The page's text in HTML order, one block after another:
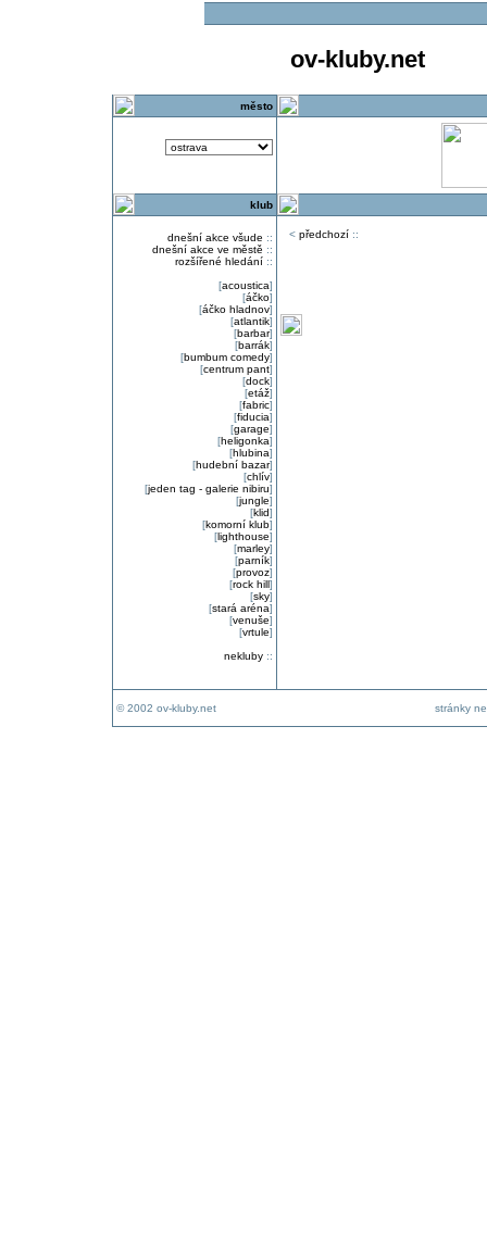
ov-kluby.net
město
klub
dnešní akce všude ::
dnešní akce ve městě ::
rozšířené hledání::
[acoustica]
[áčko]
[áčko hladnov]
[atlantik]
[barbar]
[barrák]
[bumbum comedy]
[centrum pant]
[dock]
[etáž]
[fabric]
[fiducia]
[garage]
[heligonka]
[hlubina]
[hudební bazar]
[chlív]
[jeden tag - galerie nibiru]
[jungle]
[klid]
[komorní klub]
[lighthouse]
[marley]
[parník]
[provoz]
[rock hill]
[sky]
[stará aréna]
[venuše]
[vrtule]
nekluby::
< předchozí::
© 2002 ov-kluby.net stránky